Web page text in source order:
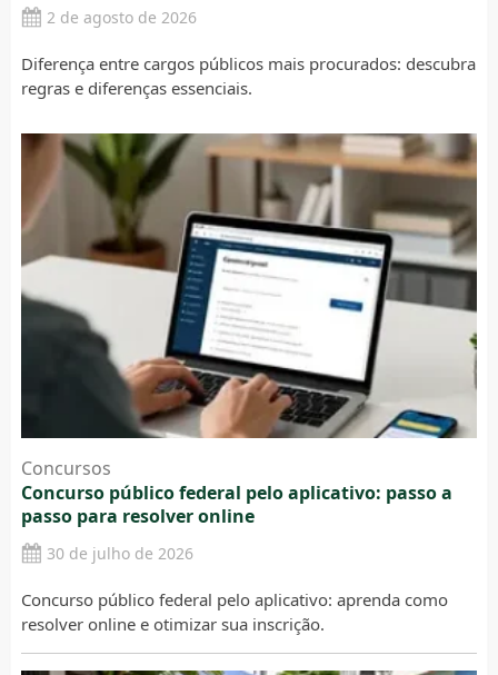
2 de agosto de 2026
Diferença entre cargos públicos mais procurados: descubra
regras e diferenças essenciais.
Concursos
Concurso público federal pelo aplicativo: passo a
passo para resolver online
30 de julho de 2026
Concurso público federal pelo aplicativo: aprenda como
resolver online e otimizar sua inscrição.